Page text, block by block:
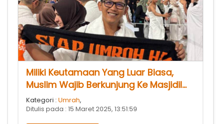
Miliki Keutamaan Yang Luar Biasa,
Muslim Wajib Berkunjung Ke Masjidil
Haram
Kategori : Umrah,
Ditulis pada : 15 Maret 2025, 13:51:59